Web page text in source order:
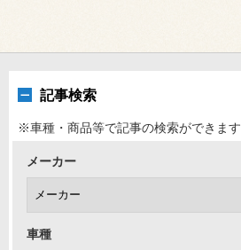
記事検索
※車種・商品等で記事の検索ができます
メーカー
車種